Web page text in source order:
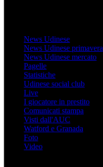
News Udinese
News Udinese primavera
News Udinese mercato
Pagelle
Statistiche
Udinese social club
Live
I giocatore in prestito
Comunicati stampa
Visti dall'AUC
Watford e Granada
Foto
Video